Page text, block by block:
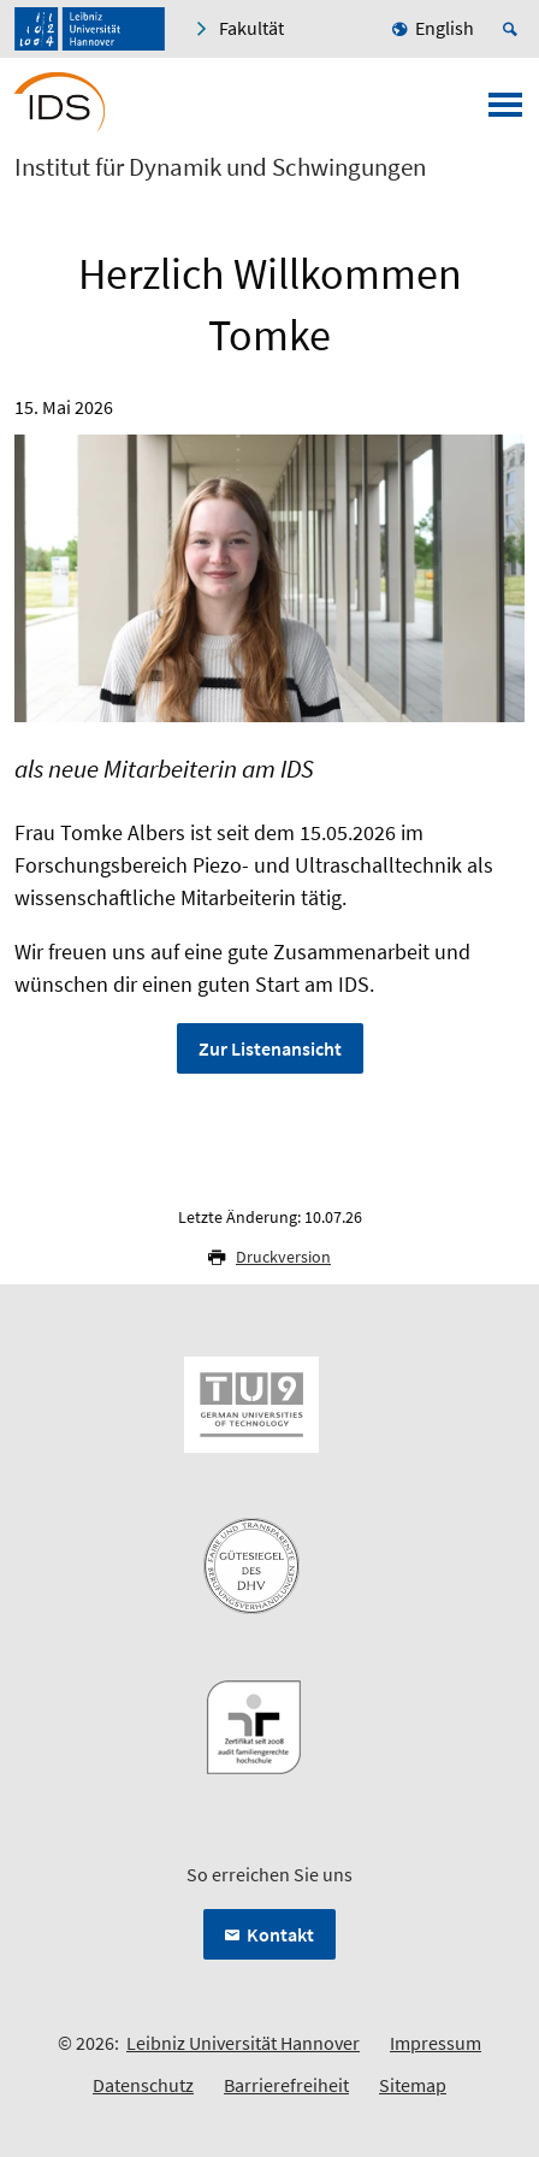
Fakultät English
Institut für Dynamik und Schwingungen
Herzlich Willkommen
Tomke
15. Mai 2026
als neue Mitarbeiterin am IDS
Frau Tomke Albers ist seit dem 15.05.2026 im
Forschungsbereich Piezo- und Ultraschalltechnik als
wissenschaftliche Mitarbeiterin tätig.
Wir freuen uns auf eine gute Zusammenarbeit und
wünschen dir einen guten Start am IDS.
Zur Listenansicht
Letzte Änderung: 10.07.26
Druckversion
So erreichen Sie uns
Kontakt
© 2026: Leibniz Universität Hannover
Impressum
Datenschutz
Barrierefreiheit Sitemap